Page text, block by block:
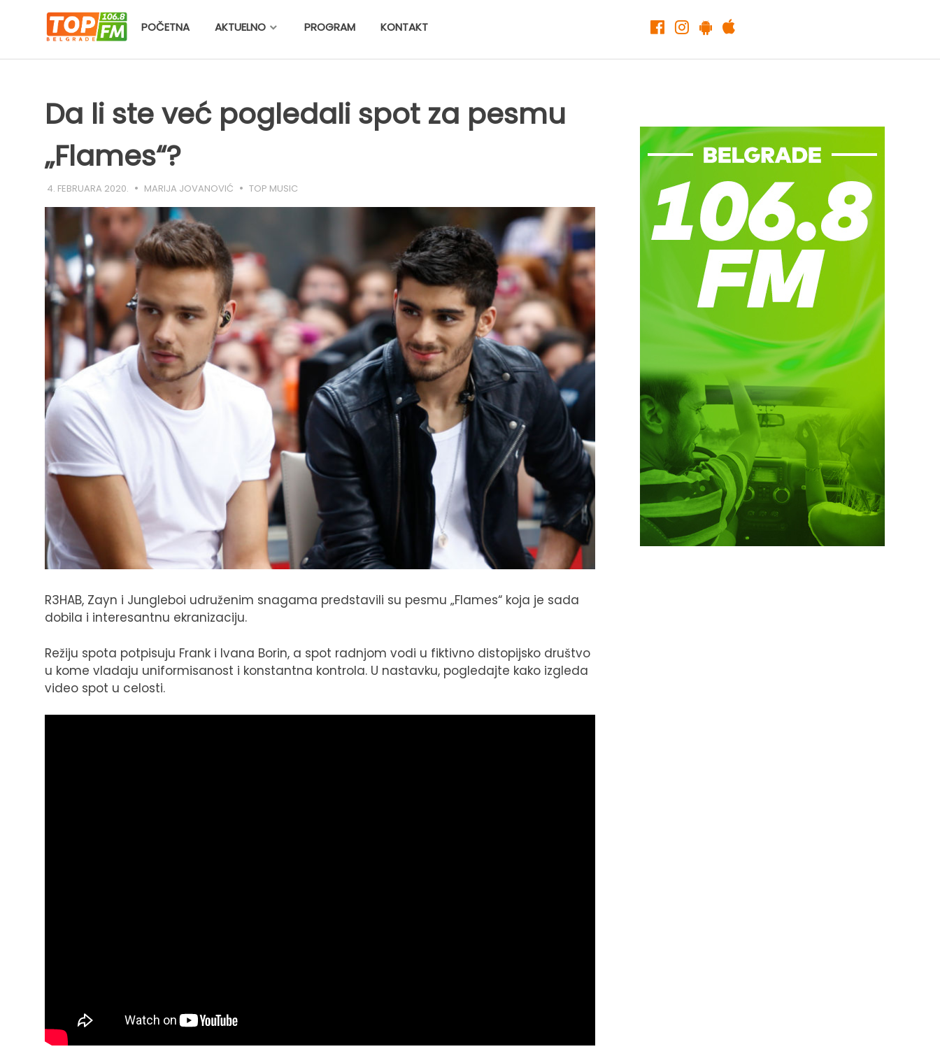
POČETNA AKTUELNO PROGRAM KONTAKT
Da li ste već pogledali spot za pesmu
„Flames“?
4. FEBRUARA 2020. MARIJA JOVANOVIĆ TOP MUSIC
R3HAB, Zayn i Jungleboi udruženim snagama predstavili su pesmu „Flames“ koja je sada
dobila i interesantnu ekranizaciju.
Režiju spota potpisuju Frank i Ivana Borin, a spot radnjom vodi u fiktivno distopijsko društvo
u kome vladaju uniformisanost i konstantna kontrola. U nastavku, pogledajte kako izgleda
video spot u celosti.